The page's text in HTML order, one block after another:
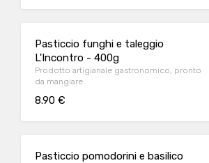
Pasticcio funghi e taleggio
L'Incontro - 400g
Prodotto artigianale gastronomico, pronto
da mangiare
8.90 €
Pasticcio pomodorini e basilico